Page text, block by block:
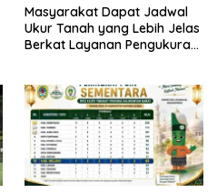
Masyarakat Dapat Jadwal
Ukur Tanah yang Lebih Jelas
Berkat Layanan Pengukuran